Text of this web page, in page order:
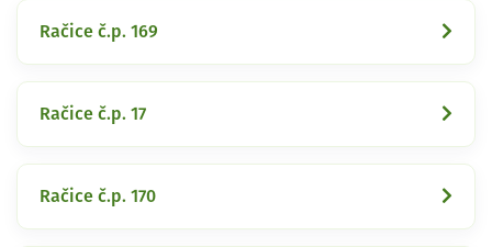
Račice č.p. 169
Račice č.p. 17
Račice č.p. 170